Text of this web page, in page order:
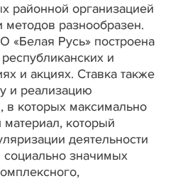
районной организацией
разнообразен.
Русь» построена
и
и акциях. Ставка также
и реализацию
в которых максимально
который
деятельности
значимых